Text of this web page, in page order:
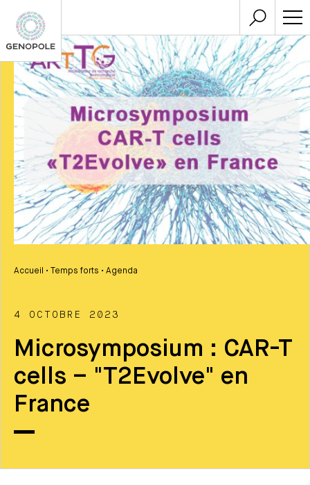
Accueil • Temps forts • Agenda
4 OCTOBRE 2023
Microsymposium : CAR-T
cells – "T2Evolve" en
France